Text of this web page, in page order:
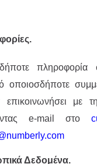
πληροφορία
οποιοσδήποτε
με
e-mail στο
Δεδομένα.